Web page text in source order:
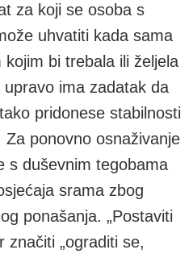
za koji se osoba s
uhvatiti kada sama
bi trebala ili željela
ima zadatak da
pridonese stabilnosti
ponovno osnaživanje
s duševnim tegobama
srama zbog
ponašanja. „Postaviti
značiti „ograditi se,